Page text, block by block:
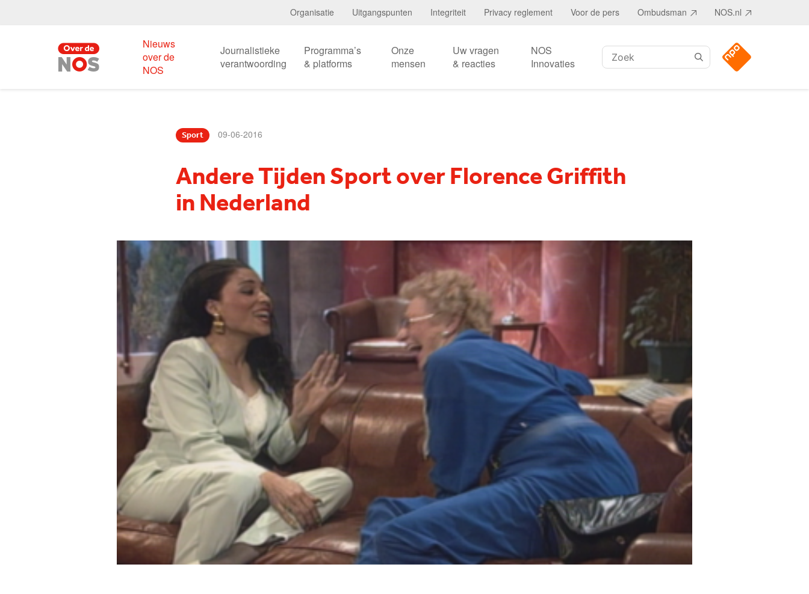
Organisatie Uitgangspunten Integriteit Privacy reglement Voor de pers Ombudsman NOS.nl
Nieuws
over de
NOS
Journalistieke
verantwoording
Programma’s
& platforms
Onze
mensen
Uw vragen
& reacties
NOS
Innovaties
Zoeken:
Sport 09-06-2016
Andere Tijden Sport over Florence Griffith
in Nederland